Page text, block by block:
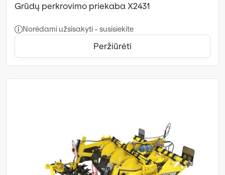
Grūdų perkrovimo priekaba X2431
Norėdami užsisakyti - susisiekite
Peržiūrėti